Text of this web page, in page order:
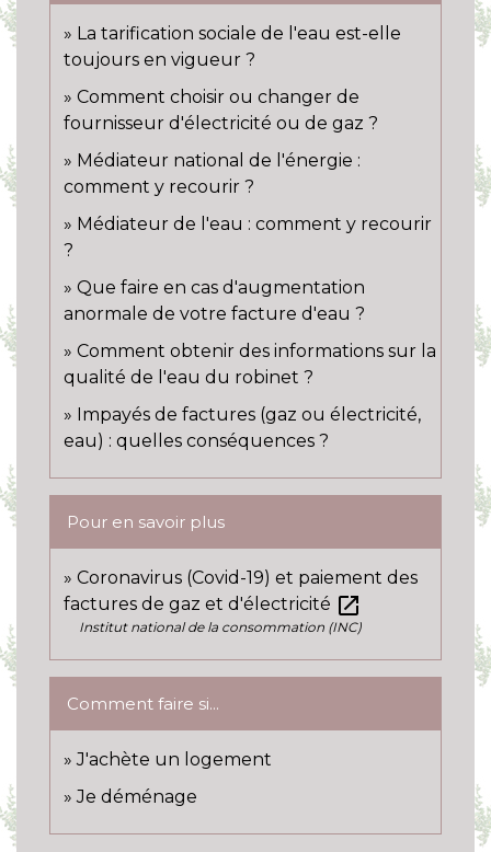
La tarification sociale de l'eau est-elle
toujours en vigueur ?
Comment choisir ou changer de
fournisseur d'électricité ou de gaz ?
Médiateur national de l'énergie :
comment y recourir ?
Médiateur de l'eau : comment y recourir
?
Que faire en cas d'augmentation
anormale de votre facture d'eau ?
Comment obtenir des informations sur la
qualité de l'eau du robinet ?
Impayés de factures (gaz ou électricité,
eau) : quelles conséquences ?
Pour en savoir plus
Coronavirus (Covid-19) et paiement des
factures de gaz et d'électricité open_in_new
Institut national de la consommation (INC)
Comment faire si...
J'achète un logement
Je déménage